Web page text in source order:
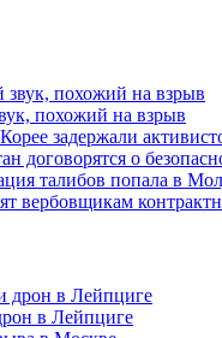
похожий на взрыв
задержали
договорятся о
талибов попала в
вербовщикам
в Лейпциге